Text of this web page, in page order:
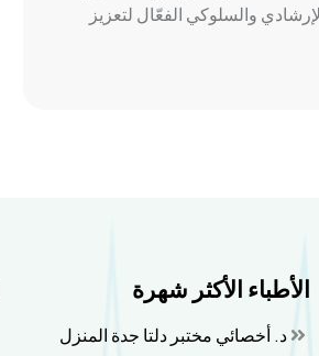
والسلوكي الفعّال لتعزيز
الأطباء الأكثر شهرة
د. أخصائي مختبر دلتا جدة المنزل